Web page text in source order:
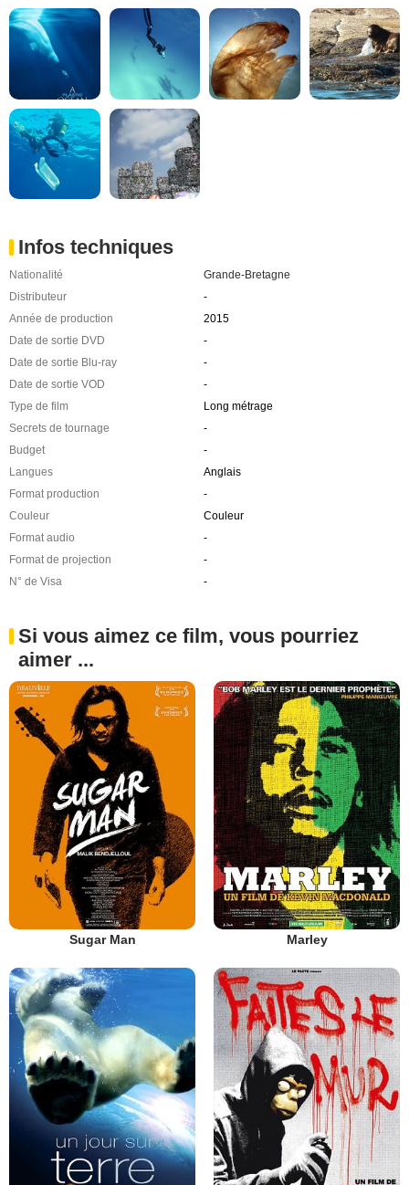
Infos techniques
Nationalité
Grande-Bretagne
Distributeur
-
Année de production
2015
Date de sortie DVD
-
Date de sortie Blu-ray
-
Date de sortie VOD
-
Type de film
Long métrage
Secrets de tournage
-
Budget
-
Langues
Anglais
Format production
-
Couleur
Couleur
Format audio
-
Format de projection
-
N° de Visa
-
Si vous aimez ce film, vous pourriez
aimer ...
Sugar Man Marley